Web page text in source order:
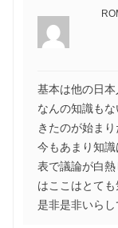
基本は他の日本
なんの知識も
きたのが始ま
今もあまり知
表で議論が白
はここはとても
是非是非いらし